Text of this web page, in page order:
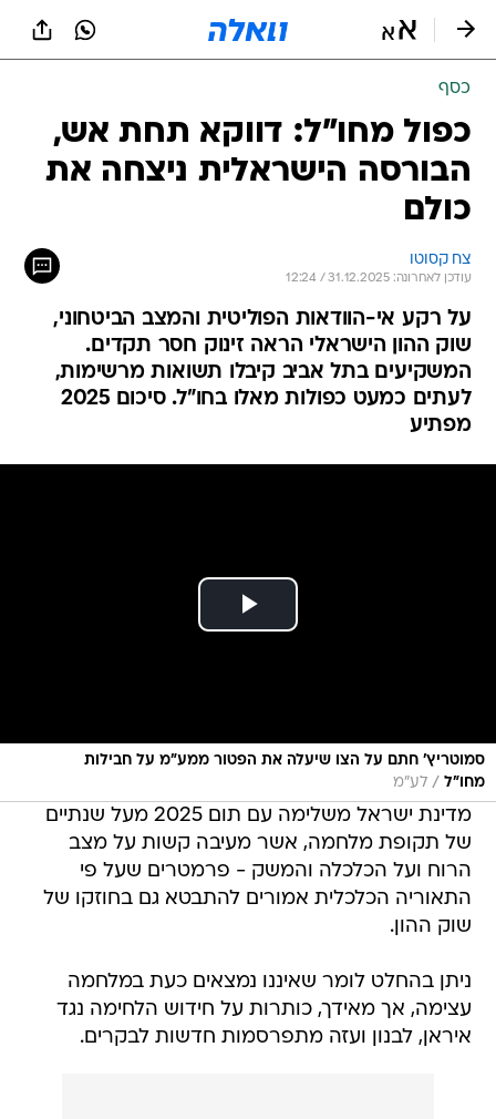
כסף
כפול מחו"ל: דווקא תחת אש,
הבורסה הישראלית ניצחה את
כולם
צח קסוטו
עודכן לאחרונה: 31.12.2025 / 12:24
על רקע אי-הוודאות הפוליטית והמצב הביטחוני,
שוק ההון הישראלי הראה זינוק חסר תקדים.
המשקיעים בתל אביב קיבלו תשואות מרשימות,
לעתים כמעט כפולות מאלו בחו"ל. סיכום 2025
מפתיע
סמוטריץ' חתם על הצו שיעלה את הפטור ממע"מ על חבילות
מחו"ל / לע"מ
מדינת ישראל משלימה עם תום 2025 מעל שנתיים
של תקופת מלחמה, אשר מעיבה קשות על מצב
הרוח ועל הכלכלה והמשק - פרמטרים שעל פי
התאוריה הכלכלית אמורים להתבטא גם בחוזקו של
שוק ההון.
ניתן בהחלט לומר שאיננו נמצאים כעת במלחמה
עצימה, אך מאידך, כותרות על חידוש הלחימה נגד
איראן, לבנון ועזה מתפרסמות חדשות לבקרים.